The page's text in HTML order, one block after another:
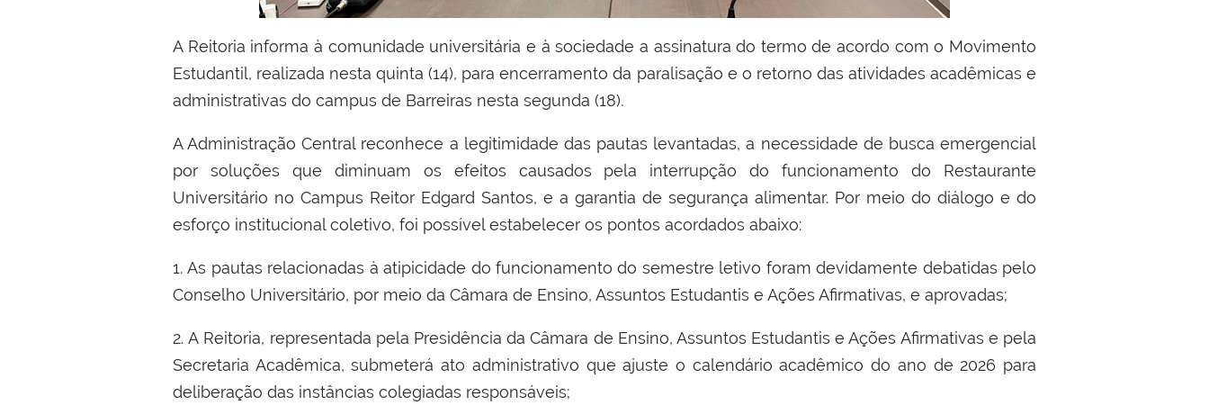
A Reitoria informa à comunidade universitária e à sociedade a assinatura do termo de acordo com o Movimento
Estudantil, realizada nesta quinta (14), para encerramento da paralisação e o retorno das atividades acadêmicas e
administrativas do campus de Barreiras nesta segunda (18).
A Administração Central reconhece a legitimidade das pautas levantadas, a necessidade de busca emergencial
por soluções que diminuam os efeitos causados pela interrupção
do funcionamento do Restaurante
Universitário no Campus Reitor Edgard Santos, e a garantia de segurança alimentar. Por meio do diálogo e do
esforço institucional coletivo, foi possível estabelecer os pontos acordados abaixo:
1. As pautas relacionadas à atipicidade do funcionamento do semestre letivo foram devidamente debatidas pelo
Conselho Universitário, por meio da Câmara de Ensino, Assuntos Estudantis e Ações Afirmativas, e aprovadas;
2. A Reitoria, representada pela Presidência da Câmara de Ensino, Assuntos Estudantis e Ações Afirmativas e pela
Secretaria Acadêmica, submeterá ato administrativo que ajuste o calendário acadêmico do ano de 2026 para
deliberação das instâncias colegiadas responsáveis;